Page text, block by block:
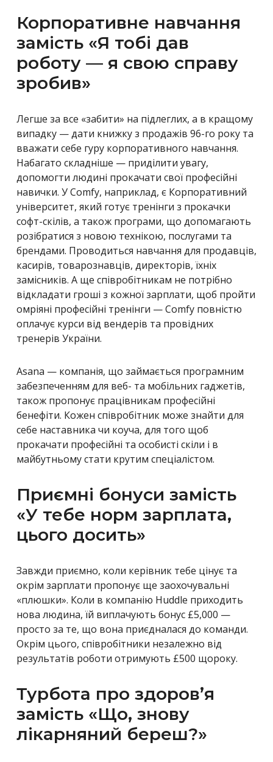
Корпоративне навчання
замість «Я тобі дав
роботу — я свою справу
зробив»
Легше за все «забити» на підлеглих, а в кращому
випадку — дати книжку з продажів 96-го року та
вважати себе гуру корпоративного навчання.
Набагато складніше — приділити увагу,
допомогти людині прокачати свої професійні
навички. У Comfy, наприклад, є Корпоративний
університет, який готує тренінги з прокачки
софт-скілів, а також програми, що допомагають
розібратися з новою технікою, послугами та
брендами. Проводиться навчання для продавців,
касирів, товарознавців, директорів, їхніх
замісників. А ще співробітникам не потрібно
відкладати гроші з кожної зарплати, щоб пройти
омріяні професійні тренінги — Comfy повністю
оплачує курси від вендерів та провідних
тренерів України.
Asana — компанія, що займається програмним
забезпеченням для веб- та мобільних гаджетів,
також пропонує працівникам професійні
бенефіти. Кожен співробітник може знайти для
себе наставника чи коуча, для того щоб
прокачати професійні та особисті скіли і в
майбутньому стати крутим спеціалістом.
Приємні бонуси замість
«У тебе норм зарплата,
цього досить»
Завжди приємно, коли керівник тебе цінує та
окрім зарплати пропонує ще заохочувальні
«плюшки». Коли в компанію Huddle приходить
нова людина, їй виплачують бонус £5,000 —
просто за те, що вона приєдналася до команди.
Окрім цього, співробітники незалежно від
результатів роботи отримують £500 щороку.
Турбота про здоров’я
замість «Що, знову
лікарняний береш?»